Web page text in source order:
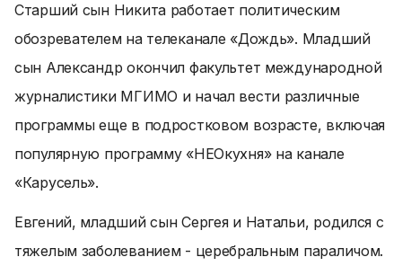
Старший сын Никита работает политическим
обозревателем на телеканале «Дождь». Младший
сын Александр окончил факультет международной
журналистики МГИМО и начал вести различные
программы еще в подростковом возрасте, включая
популярную программу «НЕОкухня» на канале
«Карусель».
Евгений, младший сын Сергея и Натальи, родился с
тяжелым заболеванием - церебральным параличом.